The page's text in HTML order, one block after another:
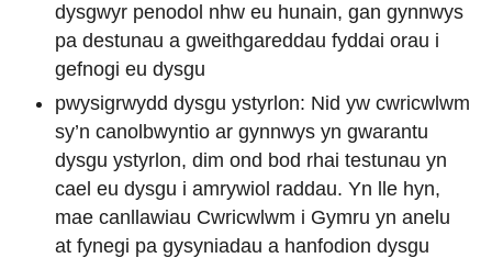
dysgwyr penodol nhw eu hunain, gan gynnwys
pa destunau a gweithgareddau fyddai orau i
gefnogi eu dysgu
pwysigrwydd dysgu ystyrlon: Nid yw cwricwlwm
sy’n canolbwyntio ar gynnwys yn gwarantu
dysgu ystyrlon, dim ond bod rhai testunau yn
cael eu dysgu i amrywiol raddau. Yn lle hyn,
mae canllawiau Cwricwlwm i Gymru yn anelu
at fynegi pa gysyniadau a hanfodion dysgu